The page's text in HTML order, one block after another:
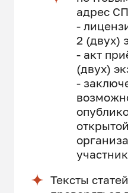
адрес
-
2 (двух)
- акт
(двух)
-
Тексты